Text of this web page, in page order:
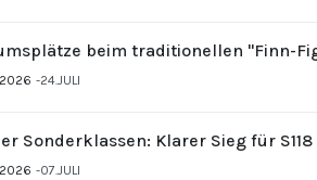
beim traditionellen "Finn-
24.JULI
Sonderklassen: Klarer Sieg für
07.JULI